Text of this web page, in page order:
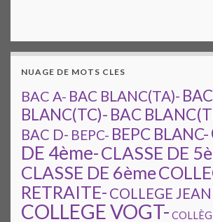
NUAGE DE MOTS CLES
BAC A- BAC BLANC(TA)- BAC
BLANC(TC)- BAC
BAC D- BEPC- BEPC BLANC-
DE 4ème-CLASSE DE
CLASSE DE 6ème
RETRAITE- COLLEGE
COLLEGE VOGT-